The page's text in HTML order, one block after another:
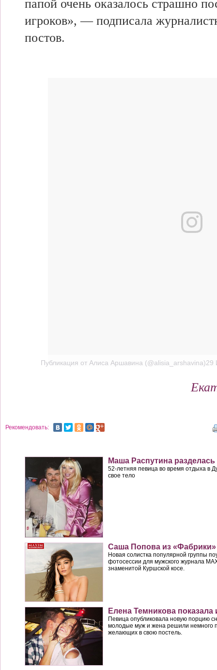
папой очень оказалось страшно
игроков», — подписала
постов.
Публикация от Алиса Аршавина
Рекомендовать:
Маша Распутина разделась
52-летняя певица во время отдыха в
свое тело
Саша Попова из «Фабрики»
Новая солистка популярной группы
фотосессии для мужского журнала
знаменитой Куршской косе.
Елена Темникова
Певица опубликовала новую порцию
молодые муж и жена решили немного
желающих в свою постель.